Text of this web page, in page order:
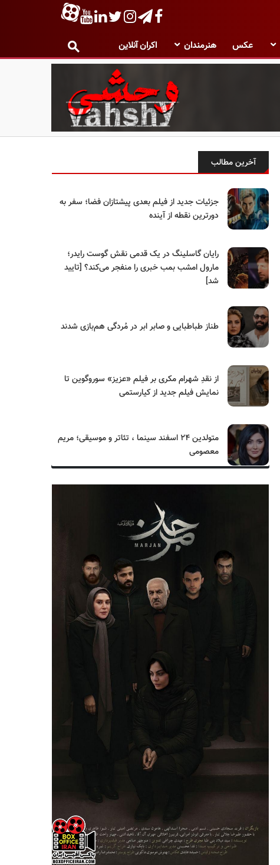
عکس هنرمندان اکران آنلاین
آخرین مطالب
جزئیات جدید از فیلم بعدی پیشتازان فضا؛ سفر به
دورترین نقطه از آینده
رایان گاسلینگ در یک قدمی نقش گوست رایدر؛
مارول امشب بمب خبری را منفجر می‌کند؟ [تایید
شد]
طناز طباطبایی و صابر ابر در مُردگی هم‌بازی شدند
از نقدِ شهرام مکری بر فیلم «عزیز» سوروگوین تا
نمایش فیلم جدید از کیارستمی
متولدین ۲۴ اسفند سینما ، تئاتر و موسیقی؛ مریم
معصومی